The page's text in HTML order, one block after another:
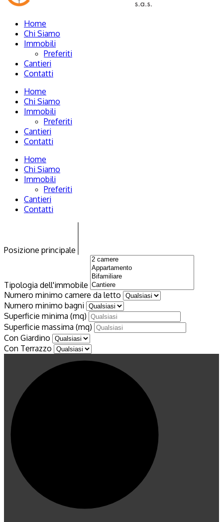
Home
Chi Siamo
Immobili
Preferiti
Cantieri
Contatti
Home
Chi Siamo
Immobili
Preferiti
Cantieri
Contatti
Home
Chi Siamo
Immobili
Preferiti
Cantieri
Contatti
Posizione principale
Tipologia dell'immobile
Numero minimo camere da letto
Numero minimo bagni
Superficie minima (mq)
Superficie massima (mq)
Con Giardino
Con Terrazzo